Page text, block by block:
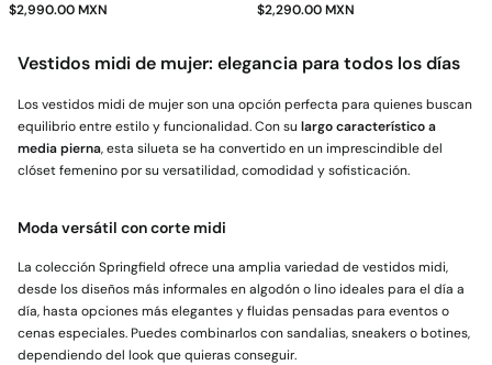
$2,990.00 MXN
$2,290.00 MXN
Vestidos midi de mujer: elegancia para todos los días
Los vestidos midi de mujer son una opción perfecta para quienes buscan
equilibrio entre estilo y funcionalidad. Con su largo característico a
media pierna, esta silueta se ha convertido en un imprescindible del
clóset femenino por su versatilidad, comodidad y sofisticación.
Moda versátil con corte midi
La colección Springfield ofrece una amplia variedad de vestidos midi,
desde los diseños más informales en algodón o lino ideales para el día a
día, hasta opciones más elegantes y fluidas pensadas para eventos o
cenas especiales. Puedes combinarlos con sandalias, sneakers o botines,
dependiendo del look que quieras conseguir.